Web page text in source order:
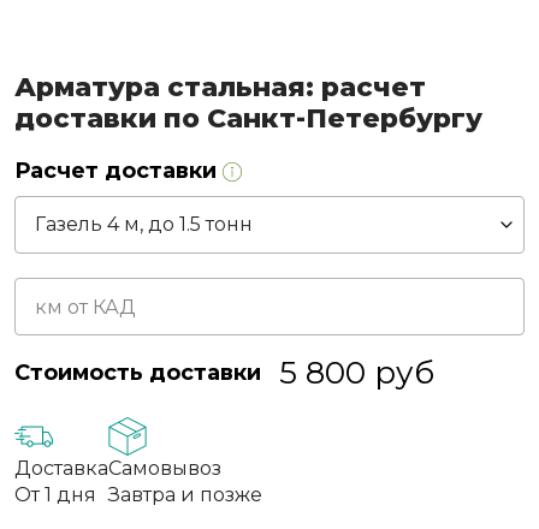
Арматура стальная: расчет
доставки по Санкт-Петербургу
Расчет доставки
Стоимость доставки 5 800 руб
Доставка
От 1 дня
Самовывоз
Завтра и позже